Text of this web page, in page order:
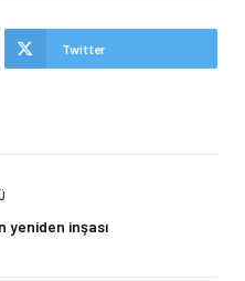
Twitter
yeniden inşası